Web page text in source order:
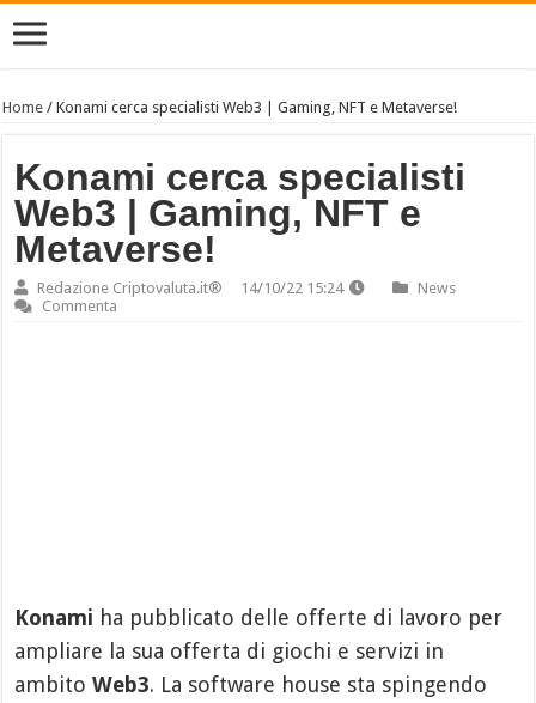
Home /Konami cerca specialisti Web3 | Gaming, NFT e Metaverse!
Konami cerca specialisti
Web3 | Gaming, NFT e
Metaverse!
Redazione Criptovaluta.it® 14/10/22 15:24
News
Commenta
Konami ha pubblicato delle offerte di lavoro per
ampliare la sua offerta di giochi e servizi in
ambitoWeb3. La software house sta spingendo